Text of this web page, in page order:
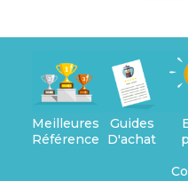
Meilleures
Références
Guides
D'achat